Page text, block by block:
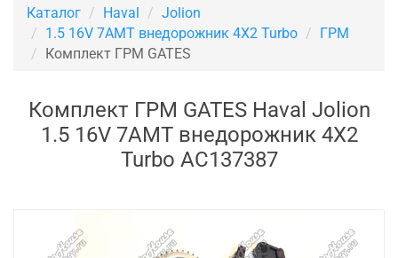
Каталог Haval
Jolion
1.5 16V 7AMT внедорожник 4X2 Turbo
ГРМ
Комплект ГРМ GATES
Комплект ГРМ GATES Haval Jolion
1.5 16V 7AMT внедорожник 4X2
Turbo AC137387